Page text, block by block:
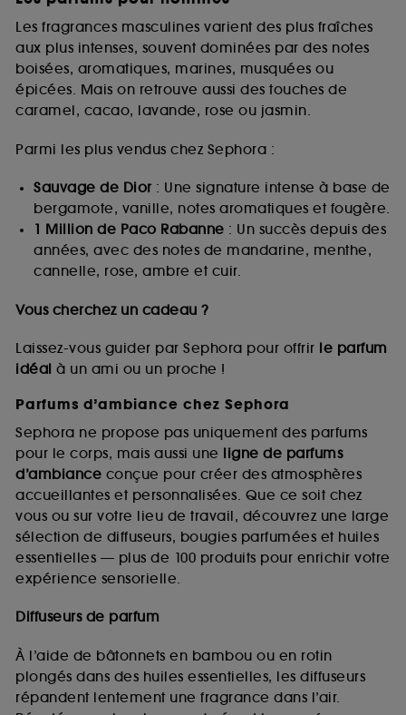
Les fragrances masculines varient des plus fraîches
aux plus intenses, souvent dominées par des notes
boisées, aromatiques, marines, musquées ou
épicées. Mais on retrouve aussi des touches de
caramel, cacao, lavande, rose ou jasmin.
Parmi les plus vendus chez Sephora :
Sauvage de Dior: Une signature intense à base de
bergamote, vanille, notes aromatiques et fougère.
1 Million de Paco Rabanne : Un succès depuis des
années, avec des notes de mandarine, menthe,
cannelle, rose, ambre et cuir.
Vous cherchez un cadeau ?
Laissez-vous guider par Sephora pour offrir le parfum
idéal à un ami ou un proche !
Parfums d’ambiance chez Sephora
Sephora ne propose pas uniquement des parfums
pour le corps, mais aussi une ligne de parfums
d’ambiance conçue pour créer des atmosphères
accueillantes et personnalisées. Que ce soit chez
vous ou sur votre lieu de travail, découvrez une large
sélection de diffuseurs, bougies parfumées et huiles
essentielles — plus de 100 produits pour enrichir votre
expérience sensorielle.
Diffuseurs de parfum
À l’aide de bâtonnets en bambou ou en rotin
plongés dans des huiles essentielles, les diffuseurs
répandent lentement une fragrance dans l’air.